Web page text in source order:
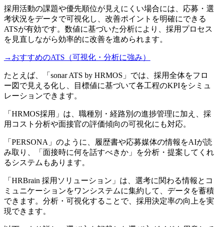
採用活動の課題や優先順位が見えにくい場合には、応募・選
考状況をデータで可視化し、改善ポイントを明確にできる
ATSが有効です。数値に基づいた分析により、採用プロセス
を見直しながら効率的に改善を進められます。
→おすすめのATS（可視化・分析に強み）
たとえば、「sonar ATS by HRMOS」では、採用全体をフロ
ー図で見える化し、目標値に基づいて各工程のKPIをシミュ
レーションできます。
「HRMOS採用」は、職種別・経路別の進捗管理に加え、採
用コスト分析や面接官の評価傾向の可視化にも対応。
「PERSONA」のように、履歴書や応募媒体の情報をAIが読
み取り、「面接時に何を話すべきか」を分析・提案してくれ
るシステムもあります。
「HRBrain 採用ソリューション」は、選考に関わる情報とコ
ミュニケーションをワンシステムに集約して、データを蓄積
できます。分析・可視化することで、採用決定率の向上を実
現できます。